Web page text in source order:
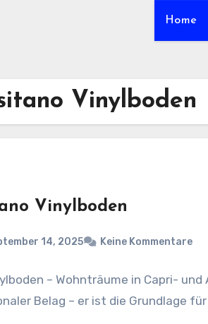
Home
Vinylboden
Vinylboden
14, 2025 Keine Kommentare
– Wohnträume in Capri-
Belag – er ist die Grundlage